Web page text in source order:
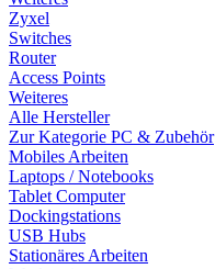
Zyxel
Switches
Router
Access Points
Weiteres
Alle Hersteller
Zur Kategorie PC & Zubehör
Mobiles Arbeiten
Laptops / Notebooks
Tablet Computer
Dockingstations
USB Hubs
Stationäres Arbeiten